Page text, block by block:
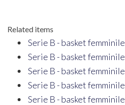
Related items
Serie B - basket femminile
Serie B - basket femminile
Serie B - basket femminile
Serie B - basket femminile
Serie B - basket femminile